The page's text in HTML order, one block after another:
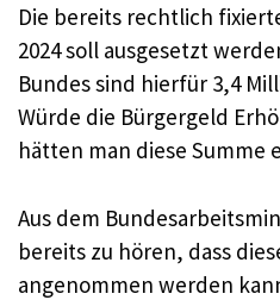
Die bereits rechtlich
2024 soll ausgesetzt
Bundes sind hierfür 3,4
Würde die Bürgergeld
hätten man diese Summe
Aus dem
bereits zu hören, dass
angenommen werden